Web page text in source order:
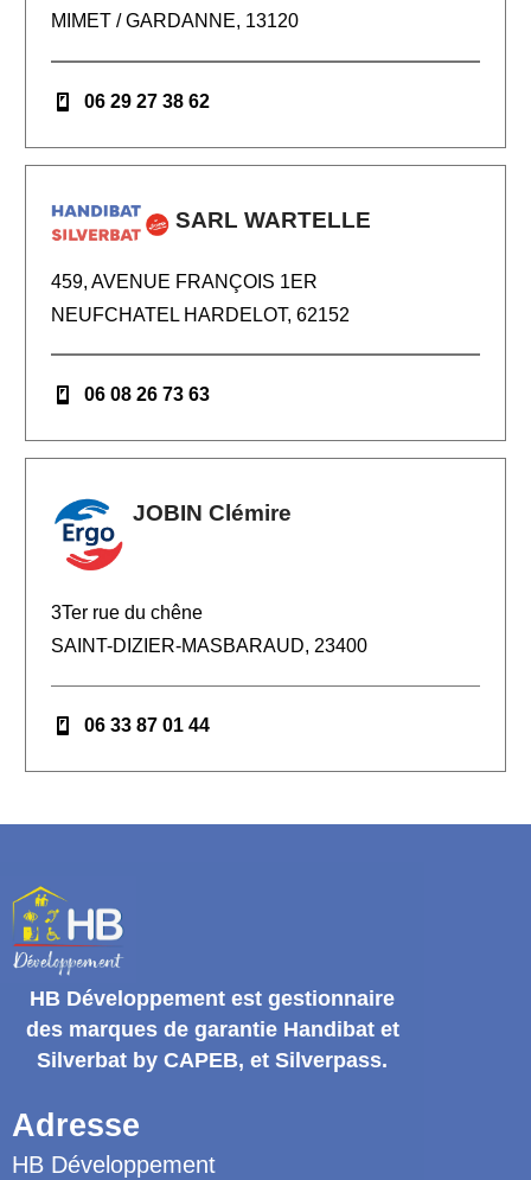
MIMET / GARDANNE, 13120
06 29 27 38 62
SARL WARTELLE
459, AVENUE FRANÇOIS 1ER
NEUFCHATEL HARDELOT, 62152
06 08 26 73 63
JOBIN Clémire
3Ter rue du chêne
SAINT-DIZIER-MASBARAUD, 23400
06 33 87 01 44
HB Développement est gestionnaire
des marques de garantie Handibat et
Silverbat by CAPEB, et Silverpass.
Adresse
HB Développement